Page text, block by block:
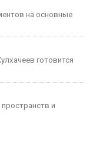
на основные
готовится
и